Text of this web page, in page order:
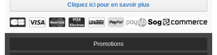
Cliquez ici pour en savoir plus
Promotions